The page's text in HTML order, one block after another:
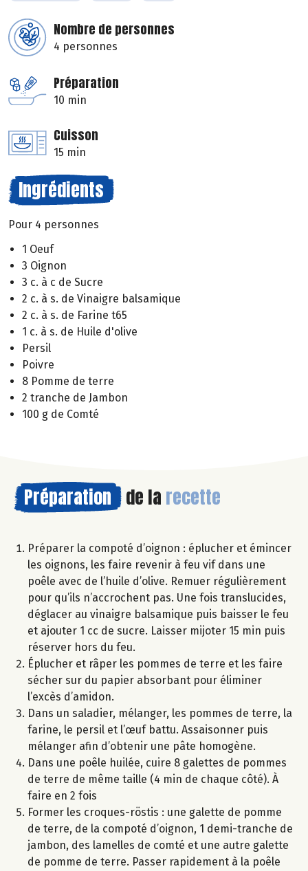
Nombre de personnes
4 personnes
Préparation
10 min
Cuisson
15 min
Ingrédients
Pour 4 personnes
1 Oeuf
3 Oignon
3 c. à c de Sucre
2 c. à s. de Vinaigre balsamique
2 c. à s. de Farine t65
1 c. à s. de Huile d'olive
Persil
Poivre
8 Pomme de terre
2 tranche de Jambon
100 g de Comté
Préparation de la recette
Préparer la compoté d’oignon : éplucher et émincer
les oignons, les faire revenir à feu vif dans une
poêle avec de l’huile d’olive. Remuer régulièrement
pour qu’ils n’accrochent pas. Une fois translucides,
déglacer au vinaigre balsamique puis baisser le feu
et ajouter 1 cc de sucre. Laisser mijoter 15 min puis
réserver hors du feu.
Éplucher et râper les pommes de terre et les faire
sécher sur du papier absorbant pour éliminer
l’excès d’amidon.
Dans un saladier, mélanger, les pommes de terre, la
farine, le persil et l’œuf battu. Assaisonner puis
mélanger afin d’obtenir une pâte homogène.
Dans une poêle huilée, cuire 8 galettes de pommes
de terre de même taille (4 min de chaque côté). À
faire en 2 fois
Former les croques-röstis : une galette de pomme
de terre, de la compoté d’oignon, 1 demi-tranche de
jambon, des lamelles de comté et une autre galette
de pomme de terre. Passer rapidement à la poêle